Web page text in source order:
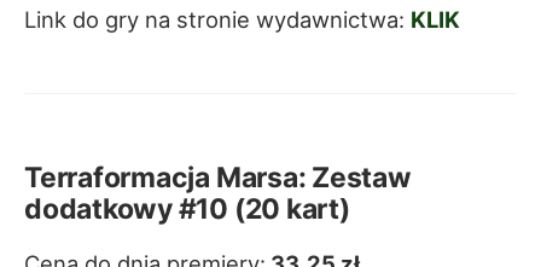
Link do gry na stronie wydawnictwa: KLIK
Terraformacja Marsa: Zestaw
dodatkowy #10 (20 kart)